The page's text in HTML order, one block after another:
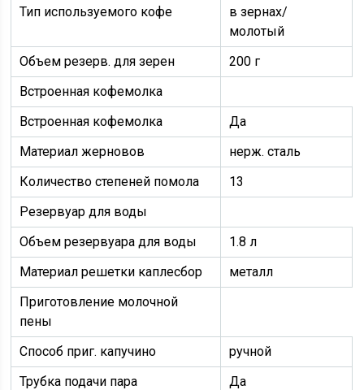
Тип используемого кофе
в зернах/
молотый
Объем резерв. для зерен
200 г
Встроенная кофемолка
Встроенная кофемолка
Да
Материал жерновов
нерж. сталь
Количество степеней помола
13
Резервуар для воды
Объем резервуара для воды
1.8 л
Материал решетки каплесбор
металл
Приготовление молочной
пены
Способ приг. капучино
ручной
Трубка подачи пара
Да